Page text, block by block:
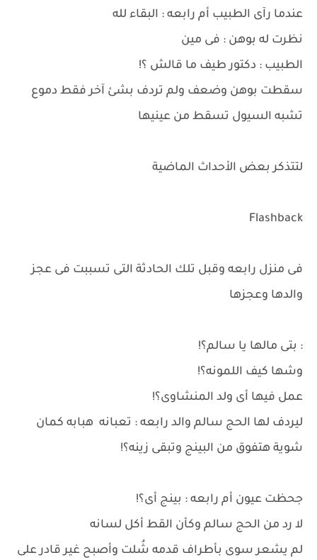
عندما رآى الطبيب أم رابعه : البقاء لله
نظرت له بوهن : فى مين
الطبيب : دكتور طيف ما قالش ؟!
سقطت بوهن وضعف ولم تردف بشئ آخر فقط دموع
تشبه السيول تسقط من عينيها
لتتذكر بعض الأحداث الماضية
Flashback
فى منزل رابعه وقبل تلك الحادثة التى تسببت فى عجز
والدها وعجزها
: بتى مالها يا سالم؟!
وشها كيف اللمونه؟!
عمل فيها أى ولد المنشاوى؟!
ليردف لها الحج سالم والد رابعه : تعبانه هبابه كمان
شوية هتفوق من البينج وتبقى زينه؟!
جحظت عيون أم رابعه : بينج أى؟!
لا رد من الحج سالم وكأن القط أكل لسانه
لم يشعر سوى بأطراف قدمه شُلت وأصبح غير قادر على